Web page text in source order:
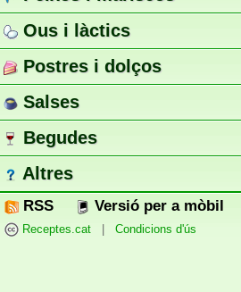
Ous i làctics
Postres i dolços
Salses
Begudes
Altres
RSS Versió per a mòbil
Receptes.cat Condicions d'ús